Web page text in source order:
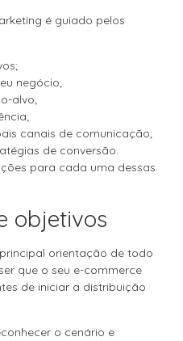
é guiado pelos
negócio;
alvo;
canais de comunicação;
de conversão.
para cada uma dessas
objetivos
orientação de todo
que o seu e-commerce
de iniciar a distribuição
o cenário e